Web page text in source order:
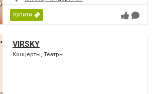
Купити
VIRSKY
Концерты, Театры